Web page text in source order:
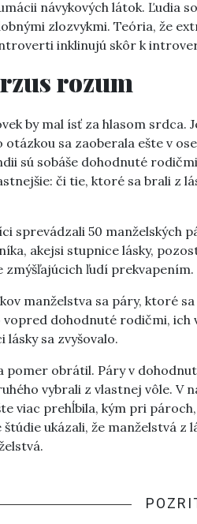
návykových látok. Ľudia
zlozvykmi. Teória, že
inklinujú skôr k
rozum
by mal ísť za hlasom
sa zaoberala ešte v
sú sobáše dohodnuté
či tie, ktoré sa brali z
sprevádzali 50 manželských
akejsi stupnice lásky,
zmýšľajúcich ľudí prekvapením.
manželstva sa páry, ktoré
dohodnuté rodičmi, ich
lásky sa zvyšovalo.
pomer obrátil. Páry v
vybrali z vlastnej vôle. V
viac prehĺbila, kým pri
štúdie ukázali, že manželstvá z